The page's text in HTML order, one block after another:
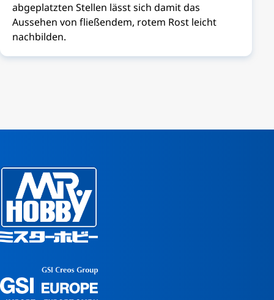
abgeplatzten Stellen lässt sich damit das
Aussehen von fließendem, rotem Rost leicht
nachbilden.